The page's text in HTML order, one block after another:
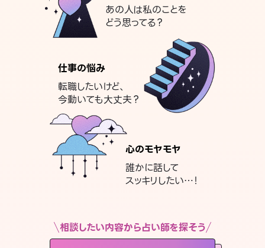
あの人は私のことを
どう思ってる？
仕事の悩み
転職したいけど、
今動いても大丈夫？
心のモヤモヤ
誰かに話して
スッキリしたい…！
相談したい内容から占い師を探そう